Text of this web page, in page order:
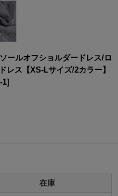
ールオフショルダードレス/ロ
レス【XS-Lサイズ/2カラー】
1]
在庫